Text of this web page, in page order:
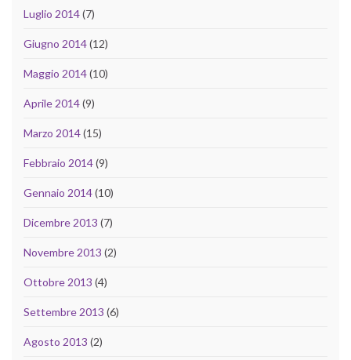
Luglio 2014(7)
Giugno 2014(12)
Maggio 2014(10)
Aprile 2014(9)
Marzo 2014(15)
Febbraio 2014(9)
Gennaio 2014(10)
Dicembre 2013 (7)
Novembre 2013 (2)
Ottobre 2013 (4)
Settembre 2013 (6)
Agosto 2013 (2)